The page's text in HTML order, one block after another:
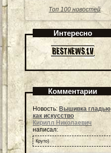
Топ 100 новостей
Интересно
Комментарии
Новость: Вышивка гладью
как искусство
Кирилл Николаевич
написал:
Круто)